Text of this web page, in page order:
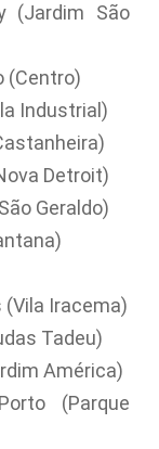
(Jardim São
(Centro)
Industrial)
Detroit)
Geraldo)
(Vila Iracema)
Tadeu)
América)
(Parque